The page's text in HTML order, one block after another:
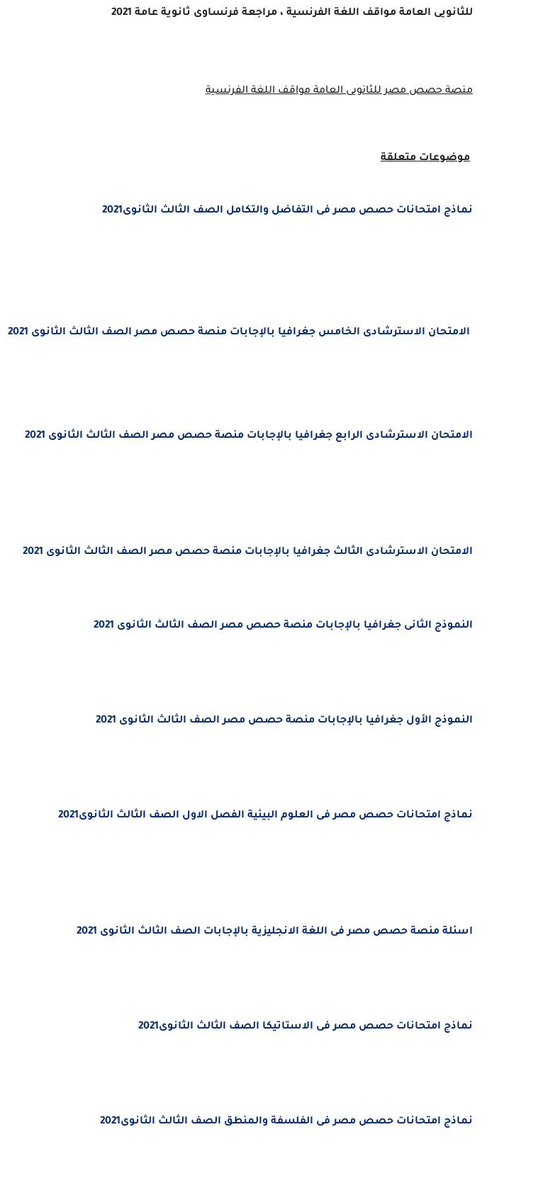
للثانويى العامة مواقف اللغة الفرنسية ، مراجعة فرنساوى ثانوية عامة 2021
منصة حصص مصر للثانويى العامة مواقف اللغة الفرنسية
موضوعات متعلقة
نماذج امتحانات حصص مصر فى التفاضل والتكامل الصف الثالث الثانوى2021
الامتحان الاسترشادى الخامس جغرافيا بالإجابات منصة حصص مصر الصف الثالث الثانوى 2021
الامتحان الاسترشادى الرابع جغرافيا بالإجابات منصة حصص مصر الصف الثالث الثانوى 2021
الامتحان الاسترشادى الثالث جغرافيا بالإجابات منصة حصص مصر الصف الثالث الثانوى 2021
النموذج الثانى جغرافيا بالإجابات منصة حصص مصر الصف الثالث الثانوى 2021
النموذج الأول جغرافيا بالإجابات منصة حصص مصر الصف الثالث الثانوى 2021
نماذج امتحانات حصص مصر فى العلوم البيئية الفصل الاول الصف الثالث الثانوى2021
اسئلة منصة حصص مصر فى اللغة الانجليزية بالإجابات الصف الثالث الثانوى 2021
نماذج امتحانات حصص مصر فى الاستاتيكا الصف الثالث الثانوى2021
نماذج امتحانات حصص مصر فى الفلسفة والمنطق الصف الثالث الثانوى2021